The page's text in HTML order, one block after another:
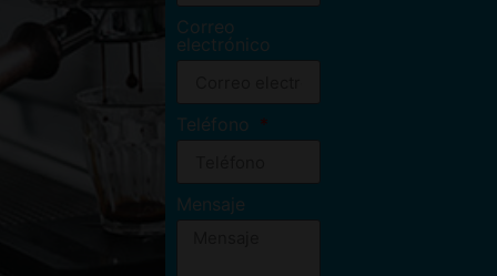
Correo
electrónico
Teléfono
Mensaje